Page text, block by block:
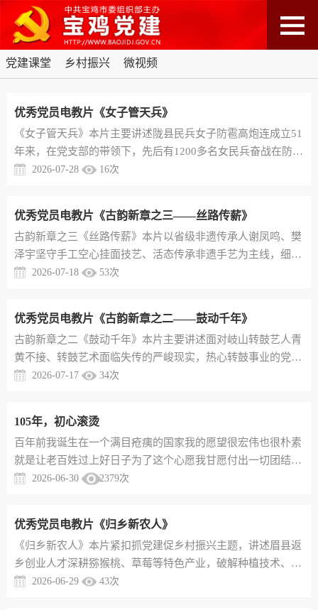
党建课堂 乡村振兴 微视频
优秀党员电教片《女子管天兵》
《女子管天兵》​本片主要讲述陇县民兵女子防雹高炮连成立51
年来，在党支部的带领下，先后有1200多名女民兵奋战在防雹
抗灾一线，为农业生产、乡村振兴保驾护航，展现了基层女民
2026-07-28 16次
优秀党员电教片《古韵新章之三——丝路传薪》
古韵新章之三《丝路传薪》​本片以省级非遗传承人谢凤鸣、樊
泽宇坚守手工空心挂面技艺、活态传承非遗手艺为主线，细致
讲述岐山手工空心挂面的悠久历史、厚重文化底蕴、传统制作
2026-07-18 53次
优秀党员电教片《古韵新章之二——鼓动千年》
古韵新章之二《鼓动千年》​本片主要讲述面对岐山转鼓艺人青
黄不接、转鼓艺术面临失传的严峻现实，热心转鼓事业的党员
群众，通过多种方式积极培养新生力量，提高转鼓表演水平，
2026-07-17 34次
105年，初心滚烫
​百年前我诞生在一个满目疮痍的国家我的愿望很宏伟也很朴素
就是让老百姓过上好日子为了这个心愿我甘愿付出一切团结带
领人民用几十年追赶别人几百年走过的路百年恰是风华正茂回
2026-06-30 2379次
优秀党员电教片《归乡新农人》
《归乡新农人》​本片紧扣抓党建促乡村振兴主题，讲述眉县返
乡创业人才深耕猕猴桃、草莓等特色产业，破解种植技术、冷
链物流、品牌营销等发展难题，展现乡土人才胸怀家乡、攻坚
2026-06-29 43次